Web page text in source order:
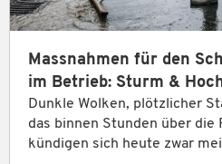
Massnahmen für den
im Betrieb: Sturm &
Dunkle Wolken, plötzlicher
das binnen Stunden über die
kündigen sich heute zwar